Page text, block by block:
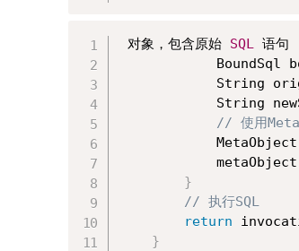
对象，包含原始 SQL 语句
BoundSql
String
String
// 使用
            metaObject
}
// 执行SQL
return
}